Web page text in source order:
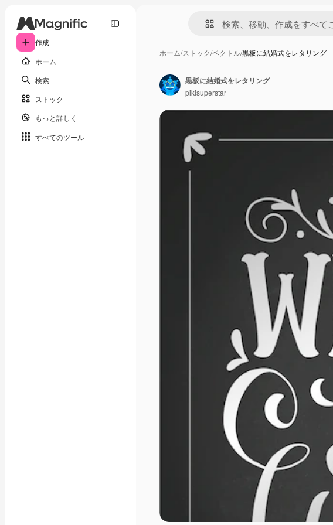
作成
ホーム
検索
ストック
もっと詳しく
すべてのツール
ホーム/ストック/ベクトル/黒板に結婚式をレタリング
黒板に結婚式をレタリング
pikisuperstar